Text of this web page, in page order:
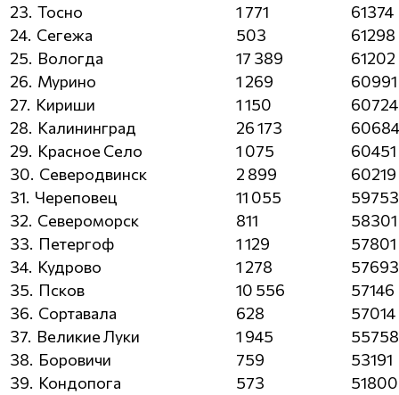
23. Тосно
1 771
61374
24. Сегежа
503
61298
25. Вологда
17 389
61202
26. Мурино
1 269
60991
27. Кириши
1 150
60724
28. Калининград
26 173
60684
29. Красное Село
1 075
60451
30. Северодвинск
2 899
60219
31. Череповец
11 055
59753
32. Североморск
811
58301
33. Петергоф
1 129
57801
34. Кудрово
1 278
57693
35. Псков
10 556
57146
36. Сортавала
628
57014
37. Великие Луки
1 945
55758
38. Боровичи
759
53191
39. Кондопога
573
51800